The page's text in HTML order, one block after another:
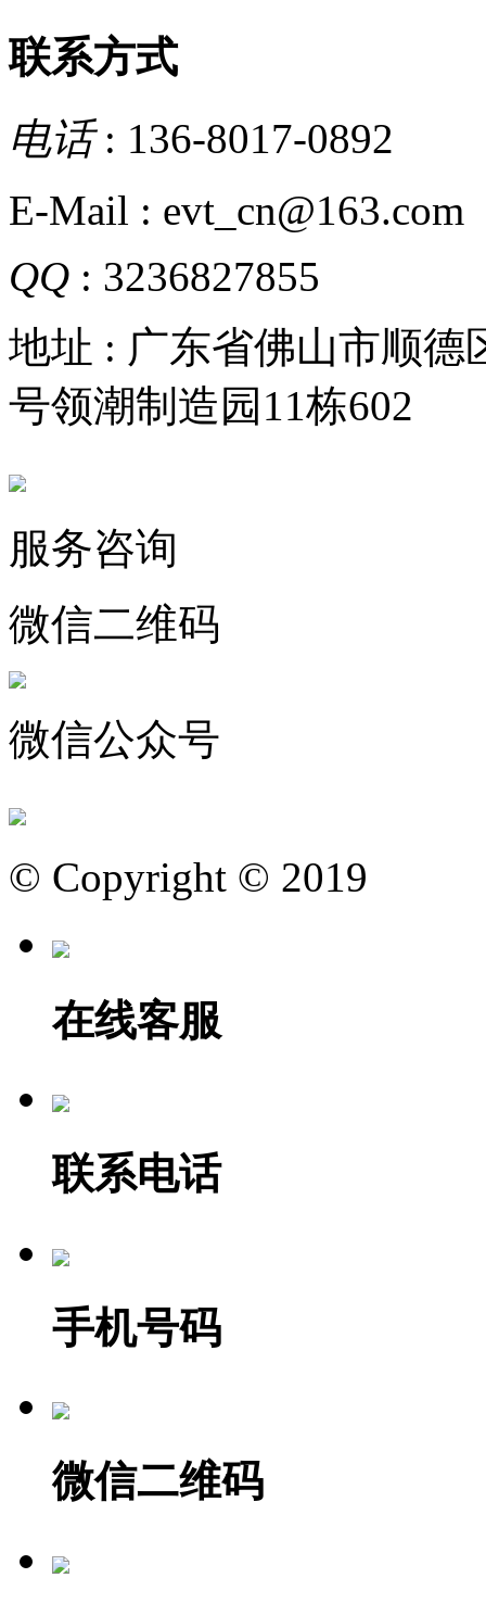
联系方式
电话: 136-8017-0892
E-Mail : evt_cn@163.com
QQ : 3236827855
地址 : 广东省佛山市顺德
号领潮制造园11栋602
服务咨询
微信二维码
微信公众号
© Copyright © 2019
在线客服
联系电话
手机号码
微信二维码